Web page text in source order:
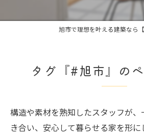
旭市で理想を叶える建築なら【
タグ『#旭市』の
構造や素材を熟知したスタッフが
き合い、安心して暮らせる家を形